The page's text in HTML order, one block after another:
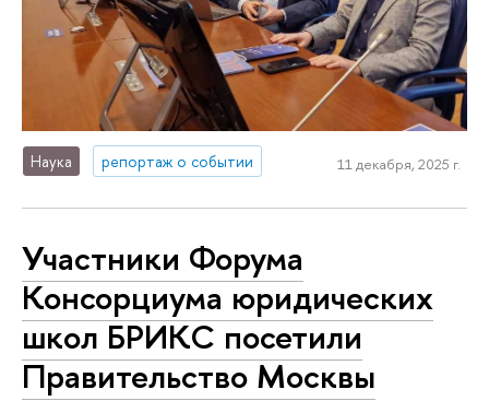
Наука репортаж о событии 11 декабря, 2025 г.
Участники Форума
Консорциума юридических
школ БРИКС посетили
Правительство Москвы